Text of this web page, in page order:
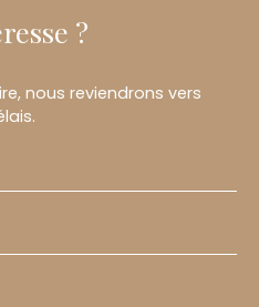
?
nous reviendrons vers